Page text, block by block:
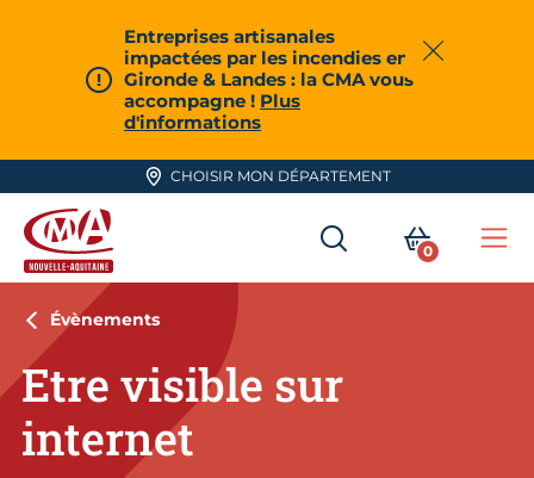
Entreprises artisanales
impactées par les incendies en
Gironde & Landes : la CMA vous
accompagne ! Plus
d'informations
Fermer
CHOISIR MON DÉPARTEMENT
CMA Nouvelle-Aquitaine
RECHERCHER
MON
0
Évènements
Etre visible sur
internet